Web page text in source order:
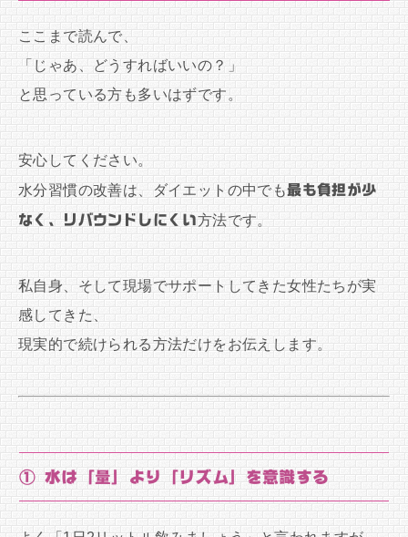
ここまで読んで、
「じゃあ、どうすればいいの？」
と思っている方も多いはずです。
安心してください。
水分習慣の改善は、ダイエットの中でも最も負担が少
なく、リバウンドしにくい方法です。
私自身、そして現場でサポートしてきた女性たちが実
感してきた、
現実的で続けられる方法だけをお伝えします。
① 水は「量」より「リズム」を意識する